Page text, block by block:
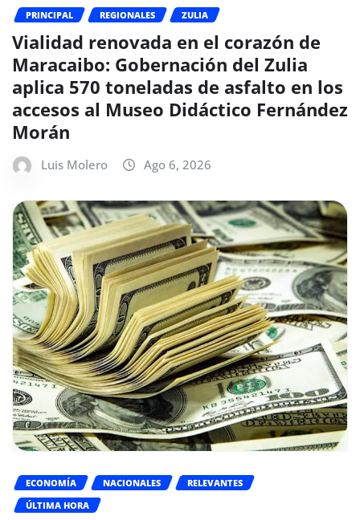
PRINCIPAL REGIONALES ZULIA
Vialidad renovada en el corazón de
Maracaibo: Gobernación del Zulia
aplica 570 toneladas de asfalto en los
accesos al Museo Didáctico Fernández
Morán
Luis Molero Ago 6, 2026
ECONOMÍA NACIONALES
RELEVANTES
ÚLTIMA HORA